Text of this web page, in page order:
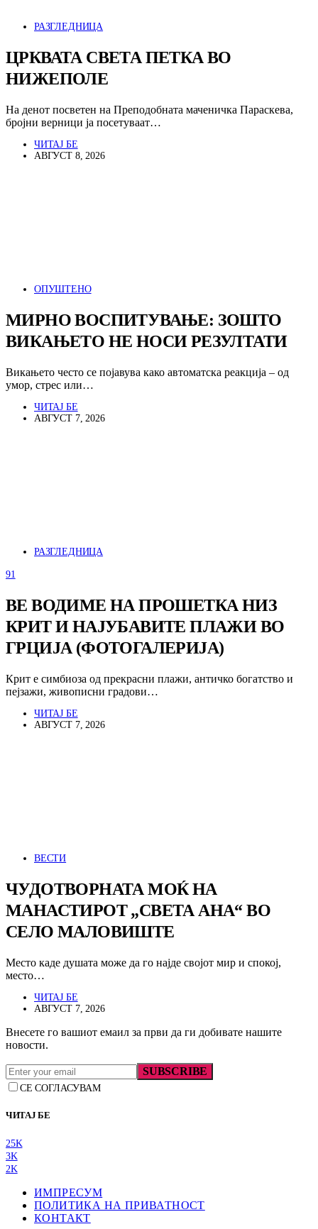
РАЗГЛЕДНИЦА
ЦРКВАТА СВЕТА ПЕТКА ВО
НИЖЕПОЛЕ
На денот посветен на Преподобната маченичка Параскева,
бројни верници ја посетуваат…
ЧИТАЈ БЕ
АВГУСТ 8, 2026
ОПУШТЕНО
МИРНО ВОСПИТУВАЊЕ: ЗОШТО
ВИКАЊЕТО НЕ НОСИ РЕЗУЛТАТИ
Викањето често се појавува како автоматска реакција – од
умор, стрес или…
ЧИТАЈ БЕ
АВГУСТ 7, 2026
РАЗГЛЕДНИЦА
91
ВЕ ВОДИМЕ НА ПРОШЕТКА НИЗ
КРИТ И НАЈУБАВИТЕ ПЛАЖИ ВО
ГРЦИЈА (ФОТОГАЛЕРИЈА)
Крит е симбиоза од прекрасни плажи, античко богатство и
пејзажи, живописни градови…
ЧИТАЈ БЕ
АВГУСТ 7, 2026
ВЕСТИ
ЧУДОТВОРНАТА МОЌ НА
МАНАСТИРОТ „СВЕТА АНА“ ВО
СЕЛО МАЛОВИШТЕ
Место каде душата може да го најде својот мир и спокој,
место…
ЧИТАЈ БЕ
АВГУСТ 7, 2026
Внесете го вашиот емаил за први да ги добивате нашите
новости.
SUBSCRIBE
СЕ СОГЛАСУВАМ
ЧИТАЈ БЕ
25K
3K
2K
ИМПРЕСУМ
ПОЛИТИКА НА ПРИВАТНОСТ
КОНТАКТ